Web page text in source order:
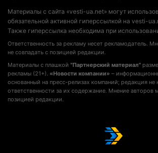
Материалы с сайта «vesti-ua.net» могут
обязательной активной гиперссылкой на vesti-
Также гиперссылка необходима при
Ответственность за рекламу несет рекламодатель.
не совпадать с позицией редакции.
Материалы с плашкой "Партнерский материал"
рекламы (21+). «Новости компании» –
основанный на пресс-релизах компаний; редакция не
ответственности за их содержание. Мнение авторов
позицией редакции.